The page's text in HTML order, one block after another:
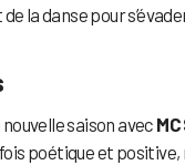
la danse pour
nouvelle saison avec
poétique et